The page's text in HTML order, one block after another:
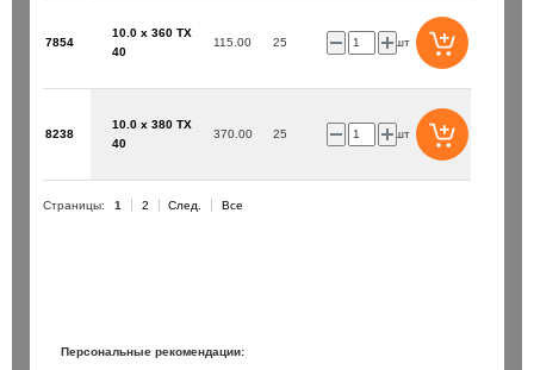
7854
10.0 x 360 TX
40
115.00 25 шт
8238
10.0 x 380 TX
40
370.00 25 шт
Страницы: 1 2 След. Все
Персональные рекомендации: